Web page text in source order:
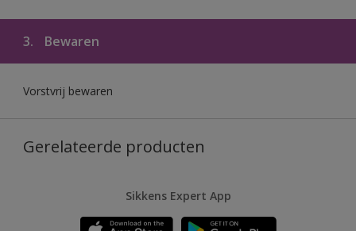
3. Bewaren
Vorstvrij bewaren
Gerelateerde producten
Sikkens Expert App